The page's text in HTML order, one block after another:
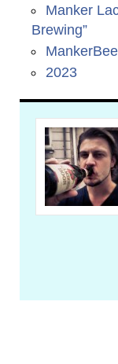
Manker
Brewing”
2023